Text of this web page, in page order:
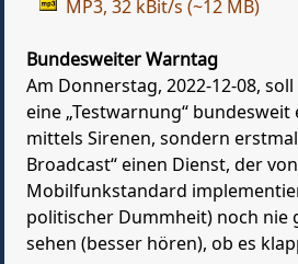
MP3, 32 kBit/s (~12 MB)
Bundesweiter Warntag
Am Donnerstag, 2022-12-08,
eine „Testwarnung“
mittels Sirenen, sondern
Broadcast“ einen Dienst, der
Mobilfunkstandard
politischer Dummheit) noch nie
sehen (besser hören), ob es